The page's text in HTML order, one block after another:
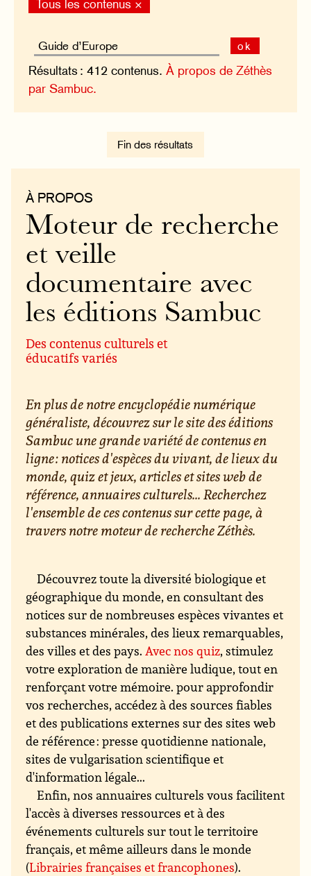
Tous les contenus ×
ok
Résultats : 412 contenus.À propos de Zéthès
par Sambuc.
Fin des résultats
À PROPOS
Moteur de recherche
et veille
documentaire avec
les éditions Sambuc
Des contenus culturels et
éducatifs variés
En plus de notre encyclopédie numérique
généraliste, découvrez sur le site des éditions
Sambuc une grande variété de contenus en
ligne : notices d'espèces du vivant, de lieux du
monde, quiz et jeux, articles et sites web de
référence, annuaires culturels... Recherchez
l'ensemble de ces contenus sur cette page, à
travers notre moteur de recherche Zéthès.
Découvrez toute la diversité biologique et
géographique du monde, en consultant des
notices sur de nombreuses espèces vivantes et
substances minérales, des lieux remarquables,
des villes et des pays. Avec nos quiz, stimulez
votre exploration de manière ludique, tout en
renforçant votre mémoire. pour approfondir
vos recherches, accédez à des sources fiables
et des publications externes sur des sites web
de référence : presse quotidienne nationale,
sites de vulgarisation scientifique et
d'information légale...
Enfin, nos annuaires culturels vous facilitent
l'accès à diverses ressources et à des
événements culturels sur tout le territoire
français, et même ailleurs dans le monde
(Librairies françaises et francophones).